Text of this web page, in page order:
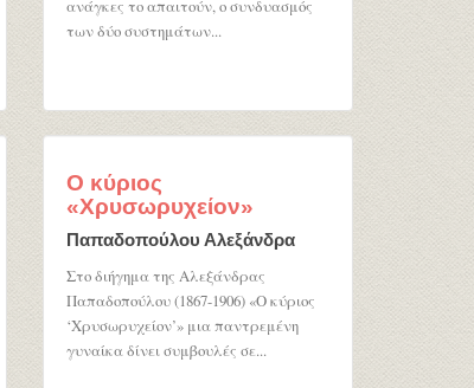
ανάγκες το απαιτούν, ο συνδυασμός
των δύο συστημάτων...
Ο κύριος
«Χρυσωρυχείον»
Παπαδοπούλου Αλεξάνδρα
Στο διήγημα της Αλεξάνδρας
Παπαδοπούλου (1867-1906) «Ο κύριος
‘Χρυσωρυχείον’» μια παντρεμένη
γυναίκα δίνει συμβουλές σε...